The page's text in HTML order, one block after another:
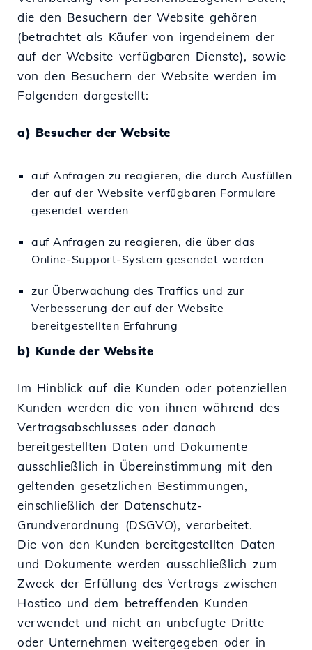
die den Besuchern der Website gehören
(betrachtet als Käufer von irgendeinem der
auf der Website verfügbaren Dienste), sowie
von den Besuchern der Website werden im
Folgenden dargestellt:
a) Besucher der Website
auf Anfragen zu reagieren, die durch Ausfüllen
der auf der Website verfügbaren Formulare
gesendet werden
auf Anfragen zu reagieren, die über das
Online-Support-System gesendet werden
zur Überwachung des Traffics und zur
Verbesserung der auf der Website
bereitgestellten Erfahrung
b) Kunde der Website
Im Hinblick auf die Kunden oder potenziellen
Kunden werden die von ihnen während des
Vertragsabschlusses oder danach
bereitgestellten Daten und Dokumente
ausschließlich in Übereinstimmung mit den
geltenden gesetzlichen Bestimmungen,
einschließlich der Datenschutz-
Grundverordnung (DSGVO), verarbeitet.
Die von den Kunden bereitgestellten Daten
und Dokumente werden ausschließlich zum
Zweck der Erfüllung des Vertrags zwischen
Hostico und dem betreffenden Kunden
verwendet und nicht an unbefugte Dritte
oder Unternehmen weitergegeben oder in